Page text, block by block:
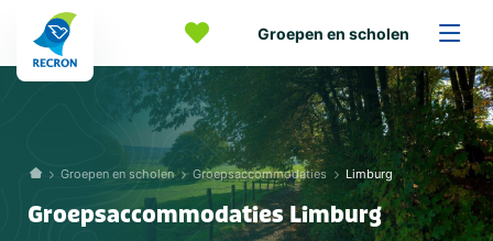
Groepen en scholen
Groepen en scholen Groepsaccommodaties Limburg
Groepsaccommodaties Limburg